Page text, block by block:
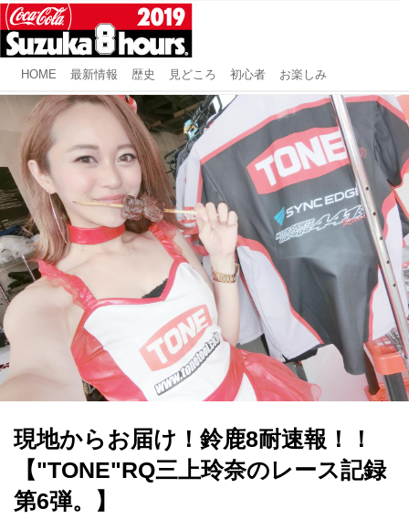
HOME 最新情報 歴史 見どころ 初心者 お楽しみ
現地からお届け！鈴鹿8耐速報！！
【"TONE"RQ三上玲奈のレース記録
第6弾。】